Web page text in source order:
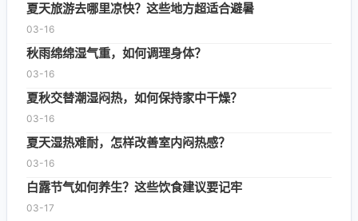
夏天旅游去哪里凉快？这些地方超适合避暑
03-16
秋雨绵绵湿气重，如何调理身体？
03-16
夏秋交替潮湿闷热，如何保持家中干燥？
03-16
夏天湿热难耐，怎样改善室内闷热感？
03-16
白露节气如何养生？这些饮食建议要记牢
03-17